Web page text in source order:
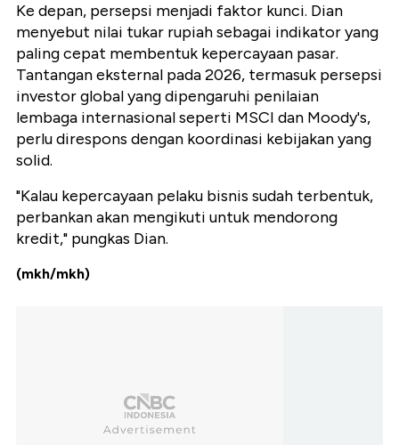
Ke depan, persepsi menjadi faktor kunci. Dian
menyebut nilai tukar rupiah sebagai indikator yang
paling cepat membentuk kepercayaan pasar.
Tantangan eksternal pada 2026, termasuk persepsi
investor global yang dipengaruhi penilaian
lembaga internasional seperti MSCI dan Moody's,
perlu direspons dengan koordinasi kebijakan yang
solid.
"Kalau kepercayaan pelaku bisnis sudah terbentuk,
perbankan akan mengikuti untuk mendorong
kredit," pungkas Dian.
(mkh/mkh)